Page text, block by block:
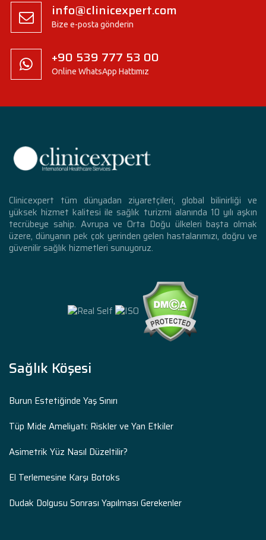
info@clinicexpert.com
Bize e-posta gönderin
+90 539 777 53 00
Online WhatsApp Hattımız
Clinicexpert tüm dünyadan ziyaretçileri, global bilinirliği ve
yüksek hizmet kalitesi ile sağlık turizmi alanında 10 yılı aşkın
tecrübeye sahip. Avrupa ve Orta Doğu ülkeleri başta olmak
üzere, dünyanın pek çok yerinden gelen hastalarımızı, doğru ve
güvenilir sağlık hizmetleri sunuyoruz.
Sağlık Köşesi
Burun Estetiğinde Yaş Sınırı
Tüp Mide Ameliyatı: Riskler ve Yan Etkiler
Asimetrik Yüz Nasıl Düzeltilir?
El Terlemesine Karşı Botoks
Dudak Dolgusu Sonrası Yapılması Gerekenler